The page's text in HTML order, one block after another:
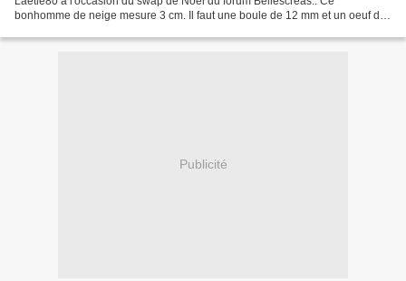
bonhomme de neige mesure 3 cm. Il faut une boule de 12 mm et un oeuf de
Publicité